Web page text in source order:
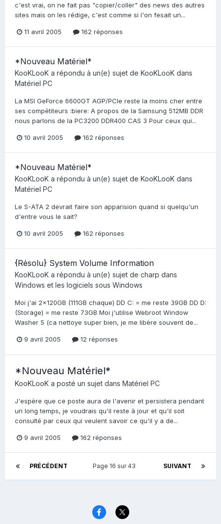
c'est vrai, on ne fait pas "copier/coller" des news des autres
sites mais on les rédige, c'est comme si l'on fesait un...
11 avril 2005 162 réponses
*Nouveau Matériel*
KooKLooK a répondu à un(e) sujet de KooKLooK dans
Matériel PC
La MSI GeForce 6600GT AGP/PCIe reste la moins cher entre
ses compétiteurs :biere: A propos de la Samsung 512MB DDR
nous parlons de la PC3200 DDR400 CAS 3 Pour ceux qui...
10 avril 2005 162 réponses
*Nouveau Matériel*
KooKLooK a répondu à un(e) sujet de KooKLooK dans
Matériel PC
Le S-ATA 2 devrait faire son apparision quand si quelqu'un
d'entre vous le sait?
10 avril 2005 162 réponses
{Résolu} System Volume Information
KooKLooK a répondu à un(e) sujet de charp dans
Windows et les logiciels sous Windows
Moi j'ai 2x120GB (111GB chaque) DD C: = me reste 39GB DD D:
(Storage) = me reste 73GB Moi j'utilise Webroot Window
Washer 5 (ca nettoye super bien, je me libère souvent de...
9 avril 2005 12 réponses
*Nouveau Matériel*
KooKLooK a posté un sujet dans Matériel PC
J'espère que ce poste aura de l'avenir et persistera pendant
un long temps, je voudrais qu'il reste à jour et qu'il soit
consulté par ceux qui veulent savoir ce qu'il y a de...
9 avril 2005 162 réponses
PRÉCÉDENT SUIVANT
Page 16 sur 43